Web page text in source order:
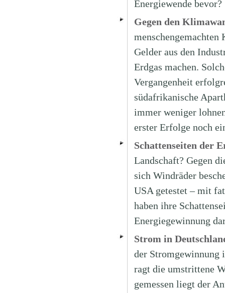
Energiewende bevor?
Gegen den
Gelder aus den
Erdgas machen.
Vergangenheit
südafrikanische
immer weniger
erster Erfolge noch
Schattenseiten der
Landschaft? Gegen
sich Windräder
USA getestet – mit
haben ihre
Energiegewinnung
Strom in
der Stromgewinnung
ragt die umstrittene
gemessen liegt der